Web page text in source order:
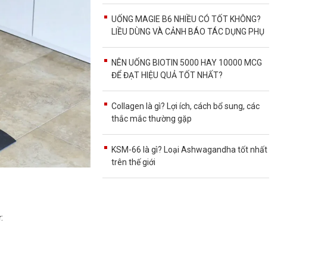
UỐNG MAGIE B6 NHIỀU CÓ TỐT KHÔNG?
LIỀU DÙNG VÀ CẢNH BÁO TÁC DỤNG PHỤ
NÊN UỐNG BIOTIN 5000 HAY 10000 MCG
ĐỂ ĐẠT HIỆU QUẢ TỐT NHẤT?
Collagen là gì? Lợi ích, cách bổ sung, các
thắc mắc thường gặp
KSM-66 là gì? Loại Ashwagandha tốt nhất
trên thế giới